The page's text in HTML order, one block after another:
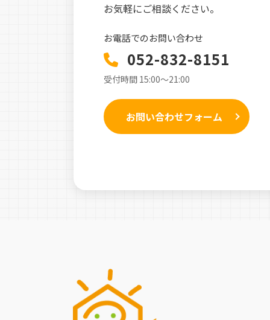
お気軽にご相談ください。
お電話でのお問い合わせ
052-832-8151
受付時間 15:00〜21:00
お問い合わせフォーム